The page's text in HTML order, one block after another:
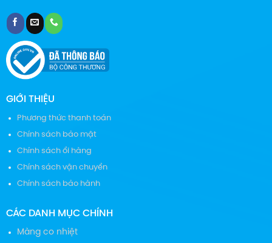
GIỚI THIỆU
Phương thức thanh toán
Chính sách bảo mật
Chính sách ổi hàng
Chính sách vận chuyển
Chính sách bảo hành
CÁC DANH MỤC CHÍNH
Màng co nhiệt